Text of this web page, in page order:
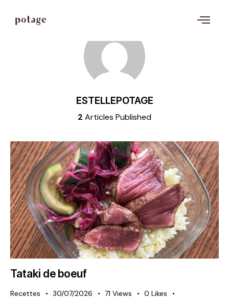
ESTELLEPOTAGE
2 Articles Published
Tataki de boeuf
Recettes 30/07/2026 71 Views 0 Likes